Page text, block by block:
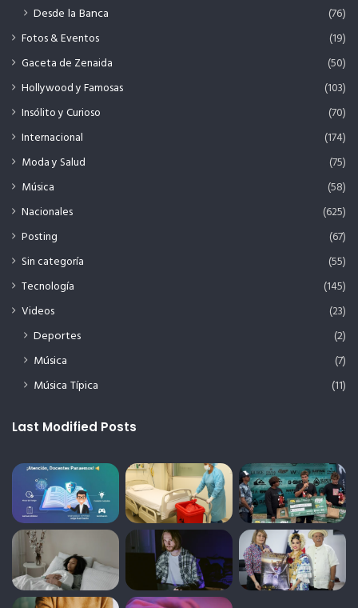
Desde la Banca (76)
Fotos & Eventos
(19)
Gaceta de Zenaida
(50)
Hollywood y Famosas
(103)
Insólito y Curioso
(70)
Internacional
(174)
Moda y Salud
(75)
Música
(58)
Nacionales
(625)
Posting
(67)
Sin categoría
(55)
Tecnología
(145)
Videos
(23)
Deportes
(2)
Música
(7)
Música Típica
(11)
Last Modified Posts